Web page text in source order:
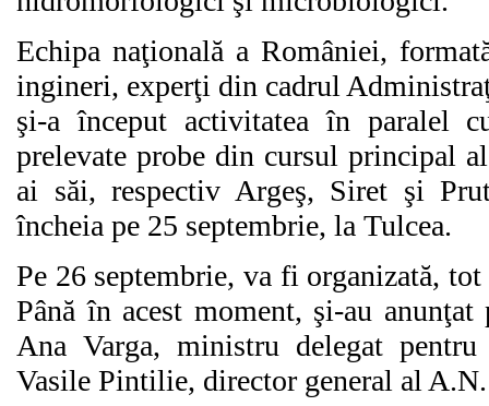
Echipa naţională a României,
ingineri, experţi din cadrul
şi-a început activitatea în paralel
prelevate probe din cursul principal
ai săi, respectiv Argeş, Siret şi
încheia pe 25 septembrie, la Tulcea.
Pe 26 septembrie, va fi organizată,
Până în acest moment, şi-au
Ana Varga, ministru delegat
Vasile Pintilie, director general al